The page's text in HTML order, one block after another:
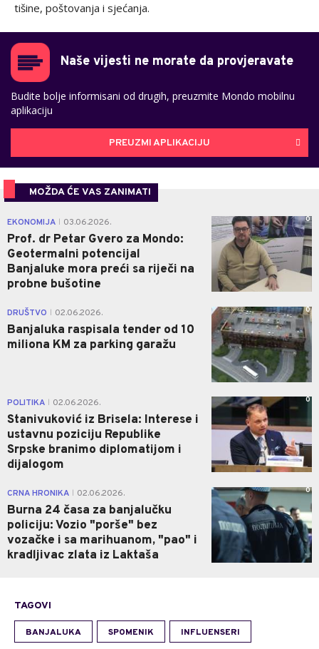
tišine, poštovanja i sjećanja.
Naše vijesti ne morate da provjeravate
Budite bolje informisani od drugih, preuzmite Mondo mobilnu
aplikaciju
PREUZMI APLIKACIJU
MOŽDA ĆE VAS ZANIMATI
EKONOMIJA 03.06.2026.
Prof. dr Petar Gvero za Mondo:
Geotermalni potencijal
Banjaluke mora preći sa riječi na
probne bušotine
0
DRUŠTVO 02.06.2026.
Banjaluka raspisala tender od 10
miliona KM za parking garažu
0
POLITIKA 02.06.2026.
Stanivuković iz Brisela: Interese i
ustavnu poziciju Republike
Srpske branimo diplomatijom i
dijalogom
0
CRNA HRONIKA 02.06.2026.
Burna 24 časa za banjalučku
policiju: Vozio "porše" bez
vozačke i sa marihuanom, "pao" i
kradljivac zlata iz Laktaša
0
TAGOVI
BANJALUKA SPOMENIK INFLUENSERI